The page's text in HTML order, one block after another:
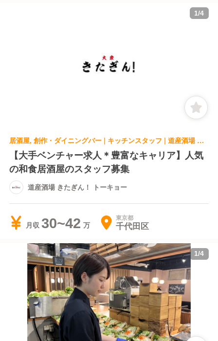
1/4
居酒屋, 創作・ダイニングバー | キッチンスタッフ | 道産酒場 きたぎん！ トーキョー
【大手ベンチャー求人＊豊富なキャリア】人気
の和食居酒屋のスタッフ募集
道産酒場 きたぎん！ トーキョー
月収 30~42 東京都
千代田区
1/4